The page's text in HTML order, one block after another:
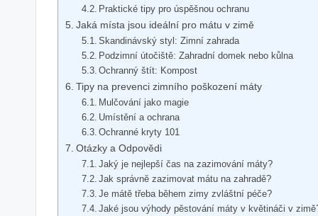
Praktické tipy pro úspěšnou ochranu
Jaká místa jsou ideální pro mátu v zimě
Skandinávský styl: Zimní zahrada
Podzimní útočiště: Zahradní domek nebo kůlna
Ochranný štít: Kompost
Tipy na prevenci zimního poškození máty
Mulčování jako magie
Umístění a ochrana
Ochranné kryty 101
Otázky a Odpovědi
Jaký je nejlepší čas na zazimování máty?
Jak správně zazimovat mátu na zahradě?
Je mátě třeba během zimy zvláštní péče?
Jaké jsou výhody pěstování máty v květináči v